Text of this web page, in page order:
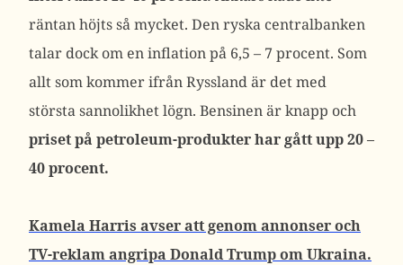
räntan höjts så mycket. Den ryska centralbanken
talar dock om en inflation på 6,5 – 7 procent. Som
allt som kommer ifrån Ryssland är det med
största sannolikhet lögn. Bensinen är knapp och
priset på petroleum-produkter har gått upp 20 –
40 procent.
Kamela Harris avser att genom annonser och
TV-reklam angripa Donald Trump om Ukraina.